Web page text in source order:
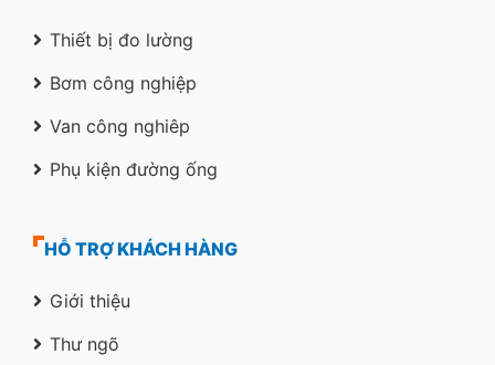
Thiết bị đo lường
Bơm công nghiệp
Van công nghiêp
Phụ kiện đường ống
HỖ TRỢ KHÁCH HÀNG
Giới thiệu
Thư ngõ